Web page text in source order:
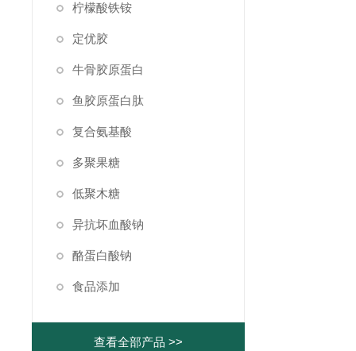
柠檬酸铁铵
定优胶
牛骨胶原蛋白
鱼胶原蛋白肽
复合氨基酸
多聚果糖
低聚木糖
异抗坏血酸钠
酪蛋白酸钠
食品添加
查看全部产品 >>